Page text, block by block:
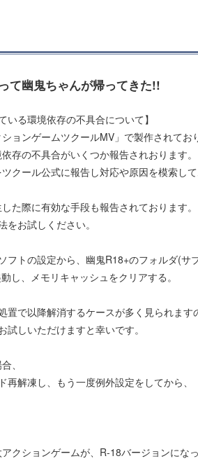
て幽鬼ちゃんが帰ってきた!!
いる環境依存の不具合について】
ョンゲームツクールMV」で製作されてお
存の不具合がいくつか報告されおります。
クール公式に報告し対応や原因を模索して
た際に有効な手段も報告されております。
をお試しください。
フトの設定から、幽鬼R18+のフォルダ(サ
し、メモリキャッシュをクリアする。
置で以降解消するケースが多く見られます
試しいただけますと幸いです。
、
再解凍し、もう一度例外設定をしてから
クションゲームが、R-18バージョンにな